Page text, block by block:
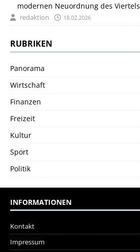
modernen Neuordnung des Viertels
redaktion 18.02.2026
RUBRIKEN
Panorama
Wirtschaft
Finanzen
Freizeit
Kultur
Sport
Politik
INFORMATIONEN
Kontakt
Impressum